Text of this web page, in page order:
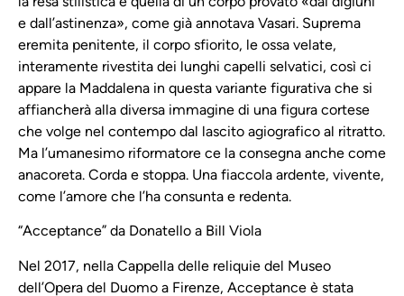
e dall’astinenza», come già annotava Vasari. Suprema
eremita penitente, il corpo sfiorito, le ossa velate,
interamente rivestita dei lunghi capelli selvatici, così ci
appare la Maddalena in questa variante figurativa che si
affiancherà alla diversa immagine di una figura cortese
che volge nel contempo dal lascito agiografico al ritratto.
Ma l’umanesimo riformatore ce la consegna anche come
anacoreta. Corda e stoppa. Una fiaccola ardente, vivente,
come l’amore che l’ha consunta e redenta.
“Acceptance” da Donatello a Bill Viola
Nel 2017, nella Cappella delle reliquie del Museo
dell’Opera del Duomo a Firenze, Acceptance è stata